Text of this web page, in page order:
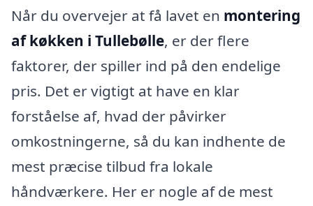
Når du overvejer at få lavet en montering
af køkken i Tullebølle, er der flere
faktorer, der spiller ind på den endelige
pris. Det er vigtigt at have en klar
forståelse af, hvad der påvirker
omkostningerne, så du kan indhente de
mest præcise tilbud fra lokale
håndværkere. Her er nogle af de mest